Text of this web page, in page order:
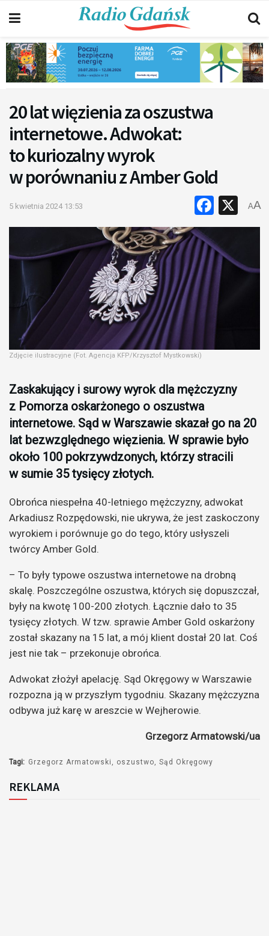
20 lat więzienia za oszustwa
internetowe. Adwokat:
to kuriozalny wyrok
w porównaniu z Amber Gold
5 kwietnia 2024 13:53 X
AA
Zdjęcie ilustracyjne (Fot. Agencja KFP/Krzysztof Mystkowski)
Zaskakujący i surowy wyrok dla mężczyzny
z Pomorza oskarżonego o oszustwa
internetowe. Sąd w Warszawie skazał go na 20
lat bezwzględnego więzienia. W sprawie było
około 100 pokrzywdzonych, którzy stracili
w sumie 35 tysięcy złotych.
Obrońca niespełna 40-letniego mężczyzny, adwokat
Arkadiusz Rozpędowski, nie ukrywa, że jest zaskoczony
wyrokiem i porównuje go do tego, który usłyszeli
twórcy Amber Gold.
– To były typowe oszustwa internetowe na drobną
skalę. Poszczególne oszustwa, których się dopuszczał,
były na kwotę 100-200 złotych. Łącznie dało to 35
tysięcy złotych. W tzw. sprawie Amber Gold oskarżony
został skazany na 15 lat, a mój klient dostał 20 lat. Coś
jest nie tak – przekonuje obrońca.
Adwokat złożył apelację. Sąd Okręgowy w Warszawie
rozpozna ją w przyszłym tygodniu. Skazany mężczyzna
odbywa już karę w areszcie w Wejherowie.
Grzegorz Armatowski/ua
Tagi: Grzegorz Armatowski oszustwo Sąd Okręgowy
REKLAMA